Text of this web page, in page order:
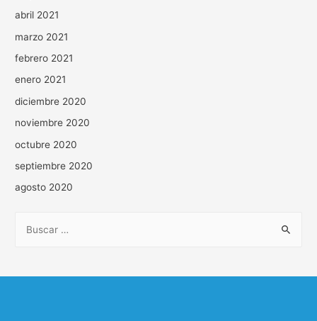
abril 2021
marzo 2021
febrero 2021
enero 2021
diciembre 2020
noviembre 2020
octubre 2020
septiembre 2020
agosto 2020
c